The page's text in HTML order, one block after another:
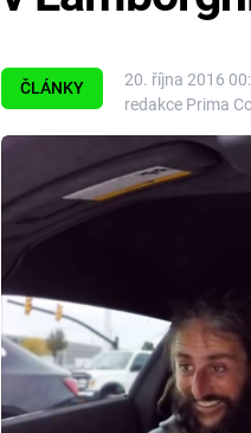
ČLÁNKY
20. října 2016
redakce Prima